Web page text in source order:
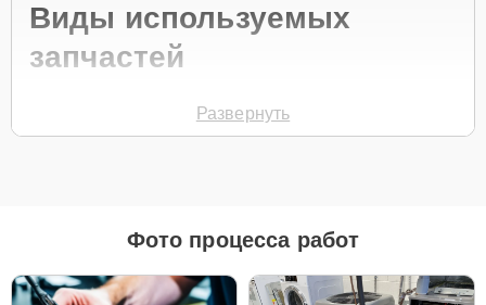
Виды используемых
запчастей
Для ремонта микроволновых печей используются как
оригинальные комплектующие, так и проверенные аналоги,
Оригинальные запчасти рекомендованы для
долговечности печи, особенно если устройство
Развернуть
Фото процесса работ